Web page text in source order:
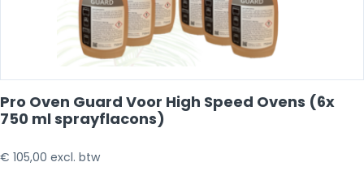
Pro Oven Guard Voor High Speed Ovens (6x
750 ml sprayflacons)
€ 105,00 excl. btw